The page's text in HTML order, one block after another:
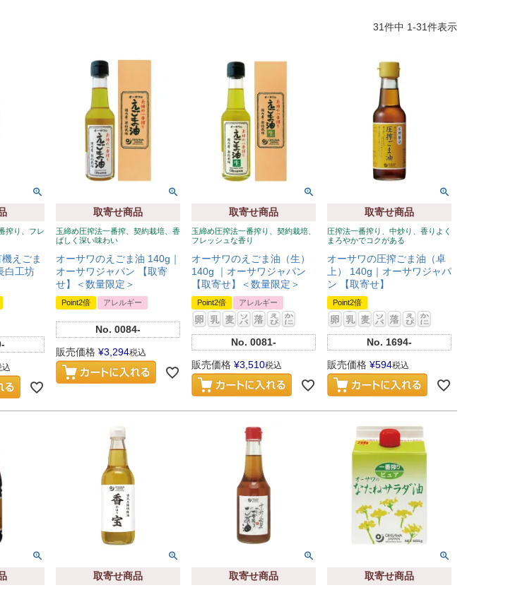
31件中 1-31件表示
搾り、フレ
機えごま
白工坊
込
取寄せ商品
玉締め圧搾法一番搾、契約栽培、香
ばしく深い味わい
オーサワのえごま油 140g｜
オーサワジャパン 【取寄
せ】＜数量限定＞
Point2倍 アレルギー
No. 0084-
販売価格 ¥3,294税込
取寄せ商品
玉締め圧搾法一番搾り、契約栽培、
フレッシュな香り
オーサワのえごま油（生）
140g ｜オーサワジャパン
【取寄せ】＜数量限定＞
Point2倍 アレルギー
No. 0081-
販売価格 ¥3,510税込
取寄せ商品
圧搾法一番搾り、中炒り、香りよく
まろやかでコクがある
オーサワの圧搾ごま油（卓
上） 140g｜オーサワジャパ
ン 【取寄せ】
Point2倍
No. 1694-
販売価格 ¥594税込
取寄せ商品 取寄せ商品 取寄せ商品